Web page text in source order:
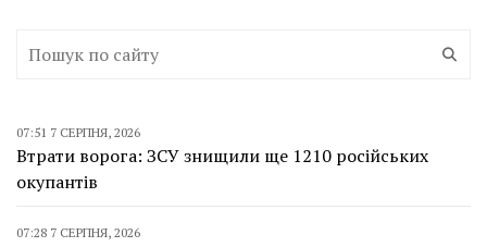
07:51 7 СЕРПНЯ, 2026
Втрати ворога: ЗСУ знищили ще 1210 російських
окупантів
07:28 7 СЕРПНЯ, 2026